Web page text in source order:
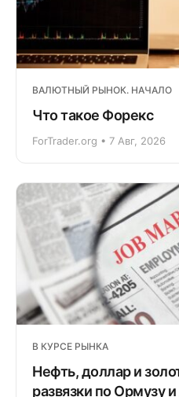
ВАЛЮТНЫЙ РЫНОК. НАЧАЛО
Что такое Форекс
ForTrader.org • 7 Авг, 2026
В КУРСЕ РЫНКА
Нефть, доллар и
развязки по Ормузу